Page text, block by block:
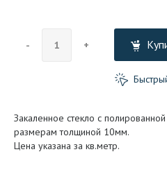
- +
Закаленное стекло с
размерам толщиной 10мм.
Цена указана за кв.метр.